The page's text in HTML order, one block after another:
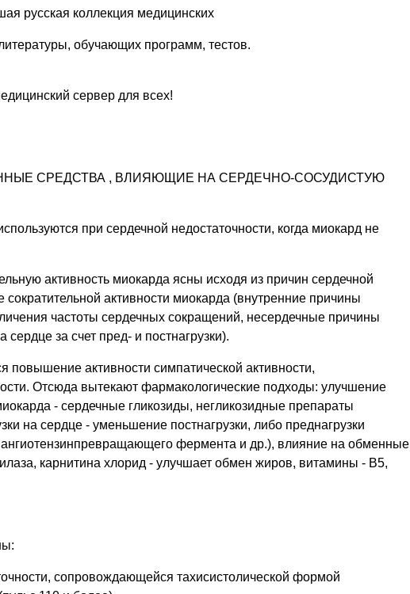
русская коллекция медицинских
обучающих программ, тестов.
сервер для всех!
СРЕДСТВА , ВЛИЯЮЩИЕ НА СЕРДЕЧНО-СОСУДИСТУЮ
при сердечной недостаточности, когда миокард не
активность миокарда ясны исходя из причин сердечной
активности миокарда (внутренние причины
частоты сердечных сокращений, несердечные причины
сердце за счет пред- и постнагрузки).
повышение активности симпатической активности,
Отсюда вытекают фармакологические подходы: улучшение
- сердечные гликозиды, негликозидные препараты
на сердце - уменьшение постнагрузки, либо преднагрузки
фермента и др.), влияние на обменные
карнитина хлорид - улучшает обмен жиров, витамины - В5,
сопровождающейся тахисистолической формой